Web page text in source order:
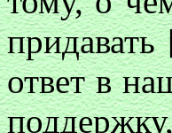
ответ в